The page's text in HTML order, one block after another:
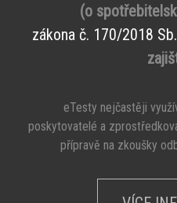
(o
zákona č. 170/2018 Sb.
eTesty nejčastěji
poskytovatelé a
přípravě na zkoušky